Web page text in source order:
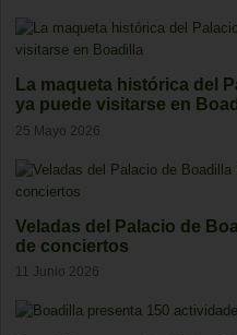
La maqueta histórica del
ya puede visitarse en
25 Mayo 2026
Veladas del Palacio de
de conciertos
11 Junio 2026